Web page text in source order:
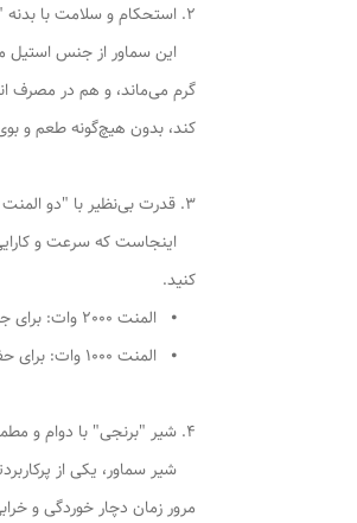
2. استحکام و سلامت با بدنه "استیل دوجداره":
این سماور از جنس استیل
گرم می‌ماند، و هم در مصرف
کند، بدون هیچ‌گونه طعم و
3. قدرت بی‌نظیر با "دو المنت 1000 و 2000 واتی":
کنید.
⦁ المنت 2000 وات: برای جوش آوردن سریع آب در کمترین زمان ممکن، زمانی که عجله دارید و نیاز به حجم زیادی آب جوش است.
⦁ المنت 1000 وات: برای حفظ دمای آب و مصرف بهینه انرژی، پس از به جوش آمدن اولیه. این ترکیب هوشمندانه، سماور را هم پرقدرت و هم کم‌مصرف می‌سازد.
4. شیر "برنجی" با دوام و مطمئن:
شیر سماور، یکی از
مرور زمان دچار خوردگی و